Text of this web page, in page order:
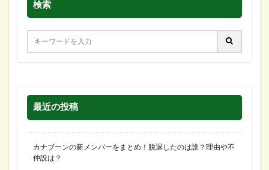
検索
最近の投稿
カナブーンの新メンバーをまとめ！脱退したのは誰？理由や不
仲説は？